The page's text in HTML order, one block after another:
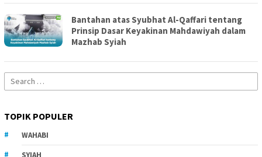
Bantahan atas Syubhat Al-Qaffari tentang
Prinsip Dasar Keyakinan Mahdawiyah dalam
Mazhab Syiah
Search
for:
TOPIK POPULER
WAHABI